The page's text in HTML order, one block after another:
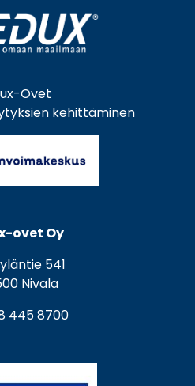
Ovet
kehittäminen
ovet Oy
541
Nivala
445 8700